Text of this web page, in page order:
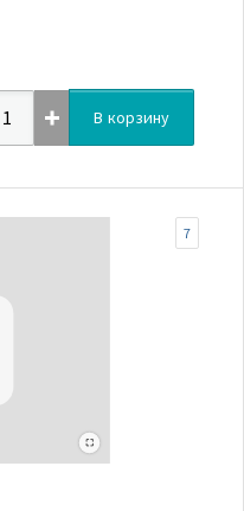
В корзину
7